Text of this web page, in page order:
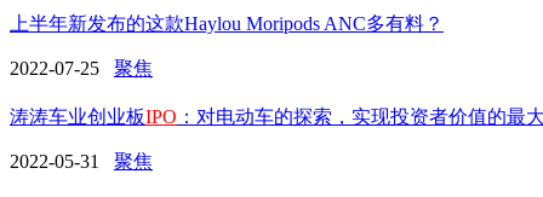
上半年新发布的这款Haylou Moripods ANC多有料？
2022-07-25 聚焦
涛涛车业创业板IPO ：对电动车的探索，实现投资者价值的最
2022-05-31 聚焦